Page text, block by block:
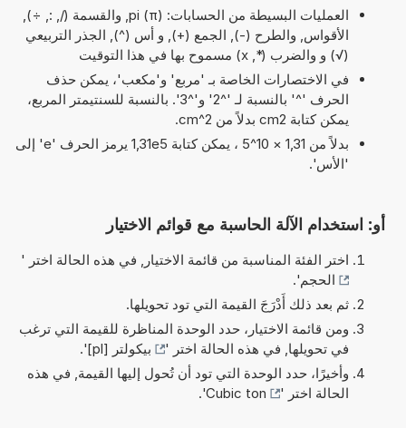
العمليات البسيطة من الحسابات: pi (π), والقسمة (/, :, ÷),
الأقواس, والطرح (-), الجمع (+), و أس (^), الجذر التربيعي
(√) و والضرب (*, x) مسموح بها في هذا التوقيت
في الاختصارات الخاصة بـ 'مربع' و'مكعب'، يمكن حذف
الحرف '^' بالنسبة لـ '^2' و'^3'. بالنسبة للسنتيمتر المربع،
يمكن كتابة cm2 بدلاً من cm^2.
بدلاً من 1,31 × 10^5 ، يمكن كتابة 1,31e5 يرمز الحرف 'e' إلى
'الأس'.
أو: استخدام الآلة الحاسبة مع قوائم الاختيار
اختر الفئة المناسبة من قائمة الاختيار, في هذه الحالة اختر '
الحجم'.
ثم بعد ذلك أَدْرَجَ القيمة التي تود تحويلها.
ومن قائمة الاختيار، حدد الوحدة المناظرة للقيمة التي ترغب
في تحويلها, في هذه الحالة اختر '
بيكولتر [pl]
'.
وأخيرًا، حدد الوحدة التي تود أن تُحول إليها القيمة, في هذه
الحالة اختر '
Cubic ton
'.